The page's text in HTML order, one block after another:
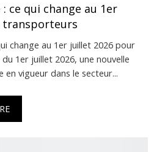
ce qui change au 1er
transporteurs
change au 1er juillet 2026 pour
1er juillet 2026, une nouvelle
vigueur dans le secteur...